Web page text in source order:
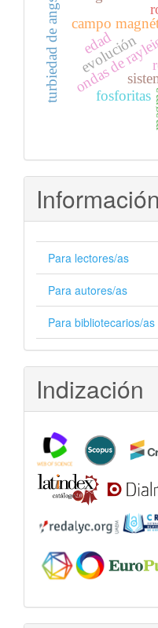
ondas de
campo
turbiedad de angstrom evolución
edad
fosforitas
Información
Para lectores/as
Para autores/as
Para bibliotecarios/as
Indización